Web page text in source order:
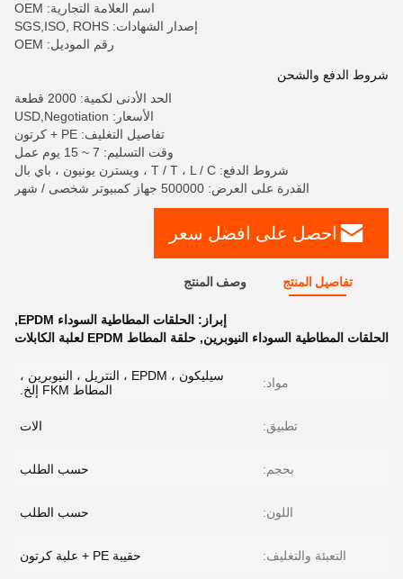
اسم العلامة التجارية: OEM
إصدار الشهادات: SGS,ISO, ROHS
رقم الموديل: OEM
شروط الدفع والشحن
الحد الأدنى لكمية: 2000 قطعة
الأسعار: USD,Negotiation
تفاصيل التغليف: PE + كرتون
وقت التسليم: 7 ~ 15 يوم عمل
شروط الدفع: T / T ، L / C ، ويسترن يونيون ، باي بال
القدرة على العرض: 500000 جهاز كمبيوتر شخصى / شهر
احصل على افضل سعر
تفاصيل المنتج وصف المنتج
إبراز: الحلقات المطاطية السوداء EPDM
,
الحلقات المطاطية السوداء النيوبرين, حلقة المطاط EPDM لعلبة الكابلات
مواد:
سيليكون ، EPDM ، النتريل ، النيوبرين ،
المطاط FKM إلخ.
تطبيق: الات
بحجم: حسب الطلب
اللون: حسب الطلب
التعبئة والتغليف: حقيبة PE + علبة كرتون